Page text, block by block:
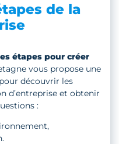
de la
étapes pour créer
vous propose une
découvrir les
d’entreprise et obtenir
: